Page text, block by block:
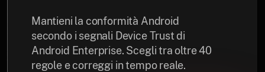
Mantieni la conformità Android
secondo i segnali Device Trust di
Android Enterprise. Scegli tra oltre 40
regole e correggi in tempo reale.